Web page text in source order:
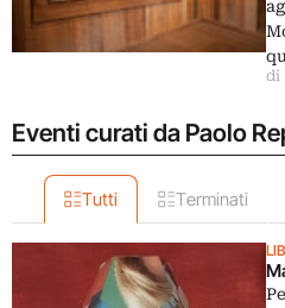
di
Eventi curati da Paolo
Tutti Terminati